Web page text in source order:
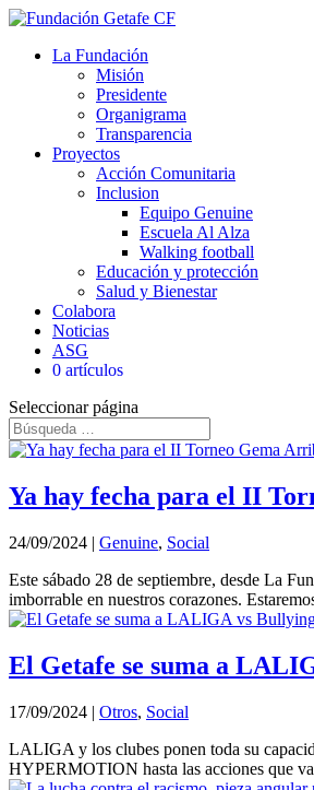
La Fundación
Misión
Presidente
Organigrama
Transparencia
Proyectos
Acción Comunitaria
Inclusion
Equipo Genuine
Escuela Al Alza
Walking football
Educación y protección
Salud y Bienestar
Colabora
Noticias
ASG
0 artículos
Seleccionar página
Ya hay fecha para el II
24/09/2024 | Genuine, Social
Este sábado 28 de septiembre, desde La
imborrable en nuestros corazones.
El Getafe se suma a
17/09/2024 | Otros, Social
LALIGA y los clubes ponen toda su
HYPERMOTION hasta las acciones que